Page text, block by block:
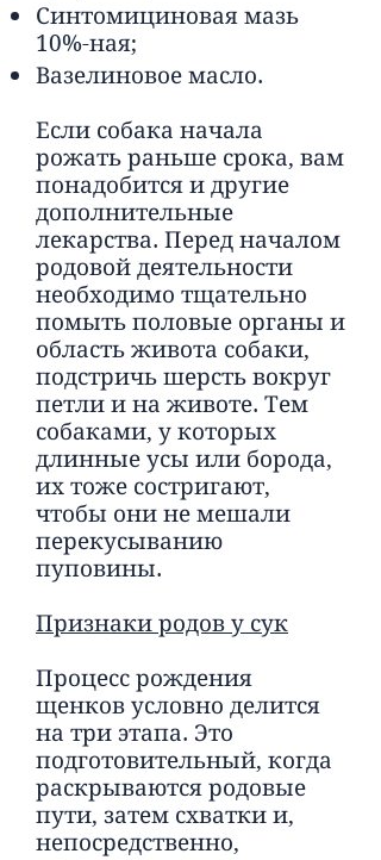
Синтомициновая мазь
10%-ная;
Вазелиновое масло.
Если собака начала
рожать раньше срока, вам
понадобится и другие
дополнительные
лекарства. Перед началом
родовой деятельности
необходимо тщательно
помыть половые органы и
область живота собаки,
подстричь шерсть вокруг
петли и на животе. Тем
собаками, у которых
длинные усы или борода,
их тоже состригают,
чтобы они не мешали
перекусыванию
пуповины.
Признаки родов у сук
Процесс рождения
щенков условно делится
на три этапа. Это
подготовительный, когда
раскрываются родовые
пути, затем схватки и,
непосредственно,